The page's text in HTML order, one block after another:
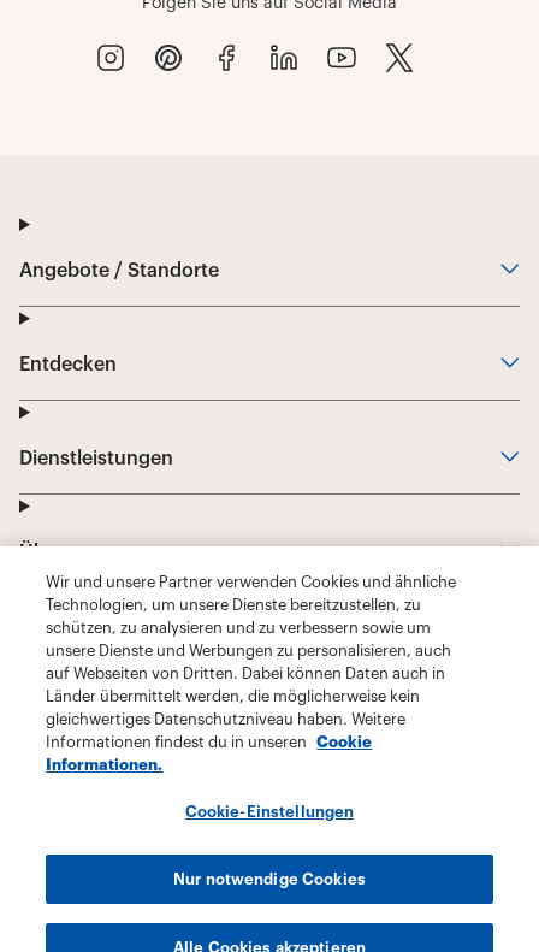
Wir und unsere Partner verwenden Cookies und ähnliche
Technologien, um unsere Dienste bereitzustellen, zu
schützen, zu analysieren und zu verbessern sowie um
unsere Dienste und Werbungen zu personalisieren, auch
auf Webseiten von Dritten. Dabei können Daten auch in
Länder übermittelt werden, die möglicherweise kein
gleichwertiges Datenschutzniveau haben. Weitere
Informationen findest du in unseren
Cookie
Informationen.
Cookie-Einstellungen
Nur notwendige Cookies
Alle Cookies akzeptieren